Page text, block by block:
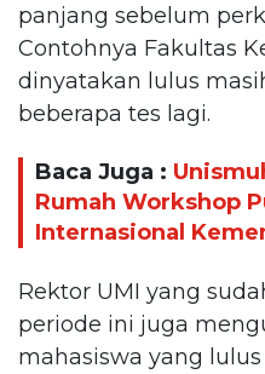
panjang sebelum
Contohnya Fakultas
dinyatakan lulus
beberapa tes lagi.
Baca Juga :
Rumah Workshop
Internasional
Rektor UMI yang
periode ini juga
mahasiswa yang